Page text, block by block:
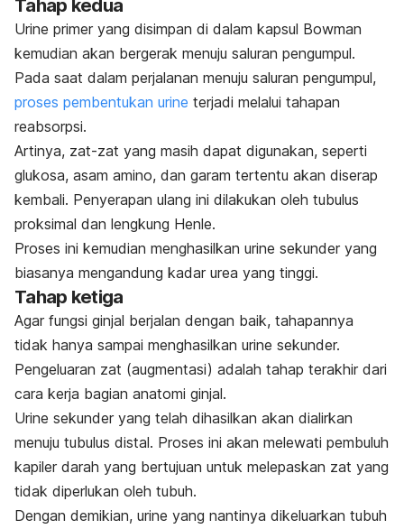
Tahap kedua
Urine primer yang disimpan di dalam kapsul Bowman
kemudian akan bergerak menuju saluran pengumpul.
Pada saat dalam perjalanan menuju saluran pengumpul,
proses pembentukan urine terjadi melalui tahapan
reabsorpsi.
Artinya, zat-zat yang masih dapat digunakan, seperti
glukosa, asam amino, dan garam tertentu akan diserap
kembali. Penyerapan ulang ini dilakukan oleh tubulus
proksimal dan lengkung Henle.
Proses ini kemudian menghasilkan urine sekunder yang
biasanya mengandung kadar urea yang tinggi.
Tahap ketiga
Agar fungsi ginjal berjalan dengan baik, tahapannya
tidak hanya sampai menghasilkan urine sekunder.
Pengeluaran zat (augmentasi) adalah tahap terakhir dari
cara kerja bagian anatomi ginjal.
Urine sekunder yang telah dihasilkan akan dialirkan
menuju tubulus distal. Proses ini akan melewati pembuluh
kapiler darah yang bertujuan untuk melepaskan zat yang
tidak diperlukan oleh tubuh.
Dengan demikian, urine yang nantinya dikeluarkan tubuh